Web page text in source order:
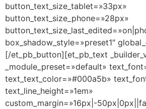
button_text_size_tablet=»33px»
button_text_size_phone=»28px»
box_shadow_style=»preset1″
[/et_pb_button][et_pb_text
_module_preset=»default»
text_text_color=»#000a5b»
text_line_height=»1em»
custom_margin=»16px|-